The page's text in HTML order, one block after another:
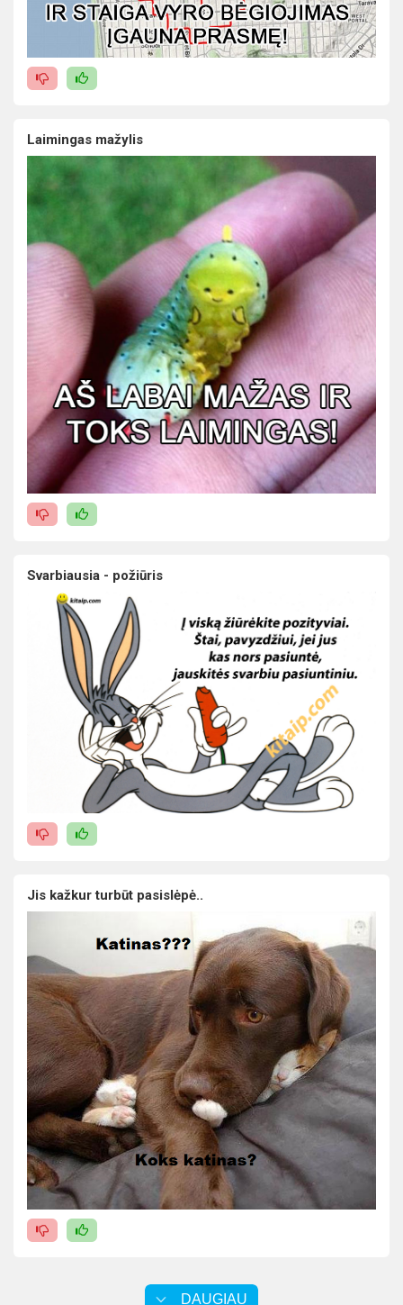
Laimingas mažylis
Svarbiausia - požiūris
Jis kažkur turbūt pasislėpė..
DAUGIAU